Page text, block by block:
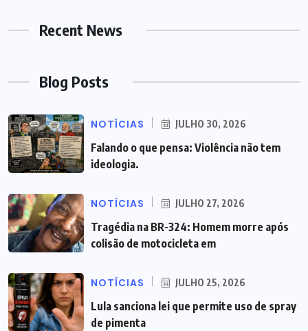
Recent News
Blog Posts
NOTÍCIAS JULHO 30, 2026
Falando o que pensa: Violência não tem
ideologia.
NOTÍCIAS JULHO 27, 2026
Tragédia na BR-324: Homem morre após
colisão de motocicleta em
NOTÍCIAS JULHO 25, 2026
Lula sanciona lei que permite uso de spray
de pimenta